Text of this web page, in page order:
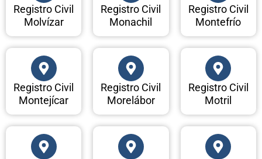
Registro Civil
Molvízar
Registro Civil
Monachil
Registro Civil
Montefrío
Registro Civil
Montejícar
Registro Civil
Morelábor
Registro Civil
Motril